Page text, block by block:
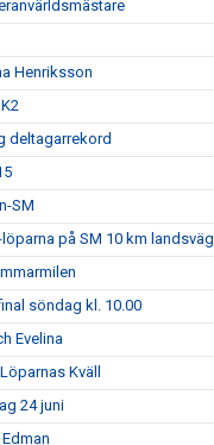
Henriksson
deltagarrekord
SM
på SM 10 km landsväg
söndag kl. 10.00
Evelina
Kväll
24 juni